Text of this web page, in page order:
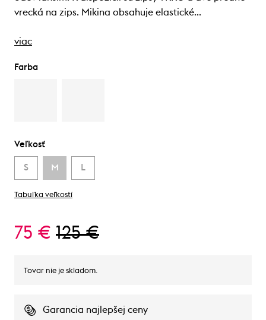
vrecká na zips. Mikina obsahuje elastické…
viac
Farba
Veľkosť
S M L
Tabuľka veľkostí
75 € 125 €
Tovar nie je skladom.
Garancia najlepšej ceny